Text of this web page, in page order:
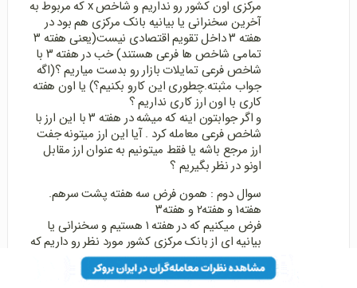
مرکزی اون کشور رو نداریم و شاخص x که مربوط به
آخرین سخنرانی یا بیانیه بانک مرکزی هم بود در
هفته ۳ داخل تقویم اقتصادی نیست(یعنی هفته ۳
تمامی شاخص ها فرعی هستند) خب در هفته ۳ با
شاخص فرعی تمایلات بازار رو بدست میاریم ؟(اگه
جواب مثبته.چطوری این کارو بکنیم؟) یا اون هفته
کاری با اون ارز کاری نداریم ؟
و اگر جوابتون اینه که میشه در هفته ۳ با این ارز با
شاخص فرعی معامله کرد . آیا این ارز میتونه جفت
ارز مرجع باشه یا فقط میتونیم به عنوان ارز مقابل
اونو در نظر بگیریم ؟
سوال دوم : همون فرض سه هفته پشت سرهم.
هفته۱ و هفته۲ و هفته۳
فرض میکنیم که در هفته ۱ هستیم و سخنرانی یا
بیانیه ای از بانک مرکزی کشور مورد نظر رو داریم که
شاخص قرار هست اعلام بشه و هفته ۲ سخنرانی یا